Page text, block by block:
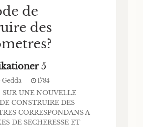
de
des
5
1784
UNE NOUVELLE
CONSTRUIRE DES
CORRESPONDANS A
DE SECHERESSE ET